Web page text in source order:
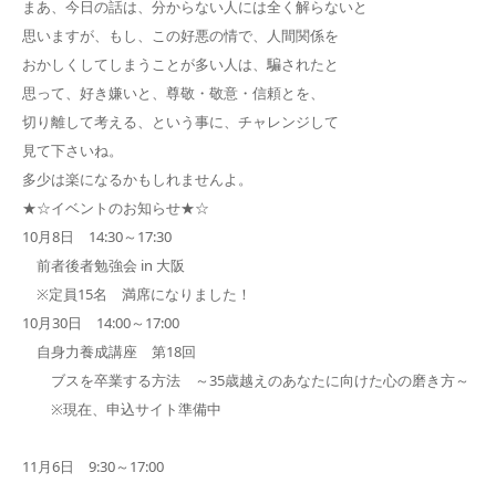
まあ、今日の話は、分からない人には全く解らないと
思いますが、もし、この好悪の情で、人間関係を
おかしくしてしまうことが多い人は、騙されたと
思って、好き嫌いと、尊敬・敬意・信頼とを、
切り離して考える、という事に、チャレンジして
見て下さいね。
多少は楽になるかもしれませんよ。
★☆イベントのお知らせ★☆
10月8日 14:30～17:30
前者後者勉強会 in 大阪
※定員15名 満席になりました！
10月30日 14:00～17:00
自身力養成講座 第18回
ブスを卒業する方法 ～35歳越えのあなたに向けた心の磨き方～
※現在、申込サイト準備中
11月6日 9:30～17:00